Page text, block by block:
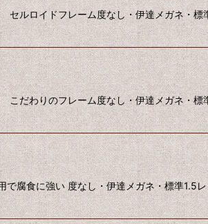
ロイドフレーム度なし・伊達メガネ・標
わりのフレーム度なし・伊達メガネ・標
食に強い 度なし・伊達メガネ・標準1.5